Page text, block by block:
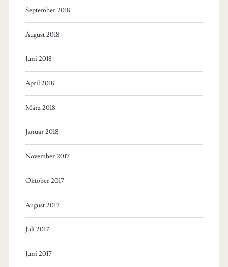
September 2018
August 2018
Juni 2018
April 2018
März 2018
Januar 2018
November 2017
Oktober 2017
August 2017
Juli 2017
Juni 2017